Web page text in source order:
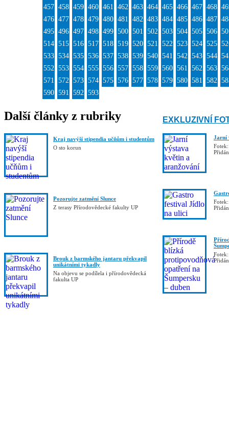
457 458 459 460 461 462 463 464 465 466 467 468
476 477 478 479 480 481 482 483 484 485 486 487
495 496 497 498 499 500 501 502 503 504 505 506
514 515 516 517 518 519 520 521 522 523 524 525
533 534 535 536 537 538 539 540 541 542 543 544
552 553 554 555 556 557 558 559 560 561 562 563
571 572 573 574 575 576 577 578 579 580 581 582
590 591 592 593
Další články z rubriky
Kraj navýší stipendia učňům i studentům
O sto korun
Pozorujte zatmění Slunce
Z terasy Přírodovědecké fakulty UP
Brouk z barmského jantaru překvapil
unikátními tykadly
Na objevu se podílela i přírodovědecká
fakulta UP
EXKLUZIVNÍ
Jarní